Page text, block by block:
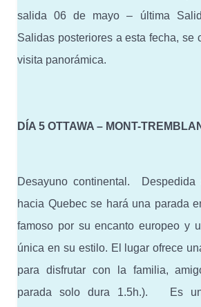
salida 06 de mayo – última
Salidas posteriores a esta fecha, se
visita panorámica.
DÍA 5 OTTAWA – MONT-
Desayuno continental.
hacia Quebec se hará una parada
famoso por su encanto europeo y
única en su estilo. El lugar ofrece
para disfrutar con la familia,
parada solo dura 1.5h.). Es